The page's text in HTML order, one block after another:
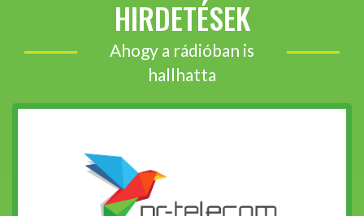
HIRDETÉSEK
Ahogy a rádióban is
hallhatta